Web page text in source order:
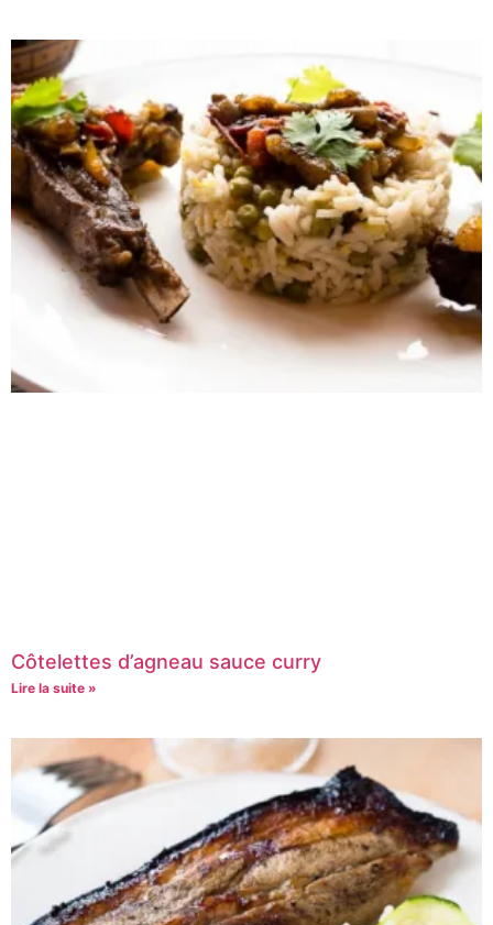
Côtelettes d’agneau sauce curry
Lire la suite »